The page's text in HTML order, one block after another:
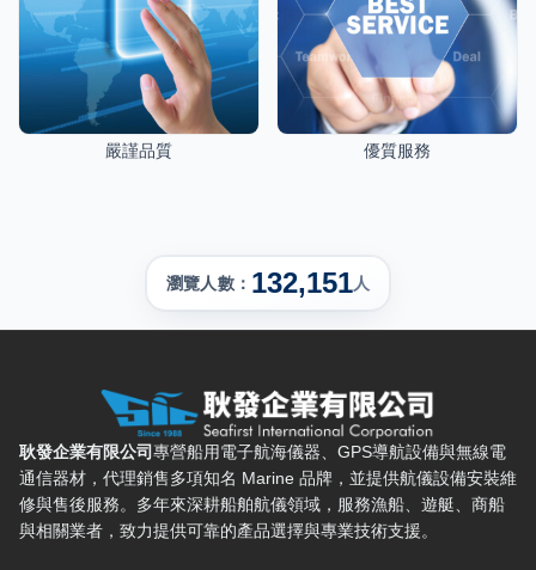
嚴謹品質 優質服務
瀏覽人數： 132,151人
耿發企業有限公司 — 網站概要、主導覽與聯絡方式
耿發企業有限公司專營船用電子航海儀器、GPS導航設備與無線電
通信器材，代理銷售多項知名 Marine 品牌，並提供航儀設備安裝維
修與售後服務。多年來深耕船舶航儀領域，服務漁船、遊艇、商船
與相關業者，致力提供可靠的產品選擇與專業技術支援。